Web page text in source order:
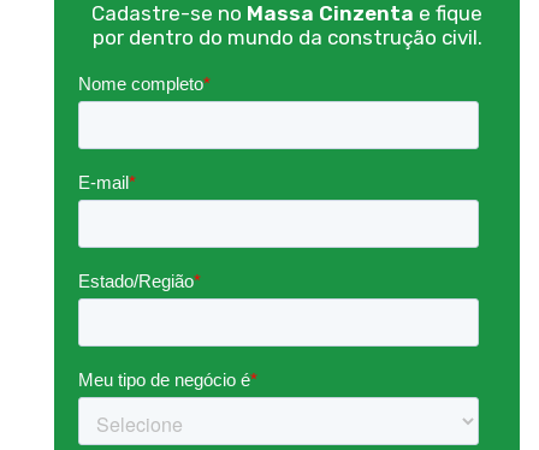
Cadastre-se no Massa Cinzenta e fique
por dentro do mundo da construção civil.